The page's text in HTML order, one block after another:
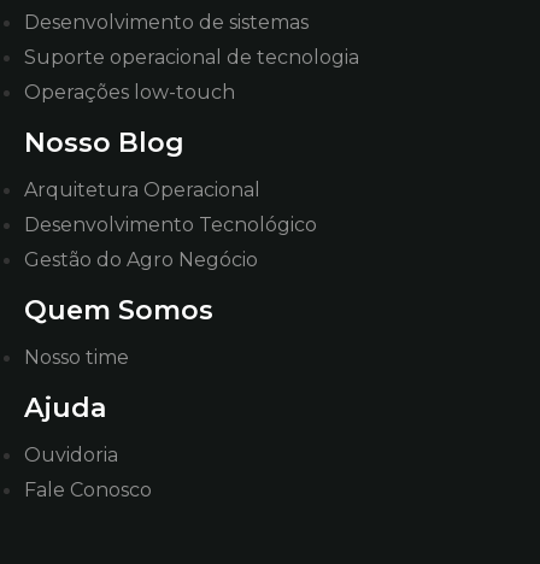
Desenvolvimento de sistemas
Suporte operacional de tecnologia
Operações low-touch
Nosso Blog
Arquitetura Operacional
Desenvolvimento Tecnológico
Gestão do Agro Negócio
Quem Somos
Nosso time
Ajuda
Ouvidoria
Fale Conosco